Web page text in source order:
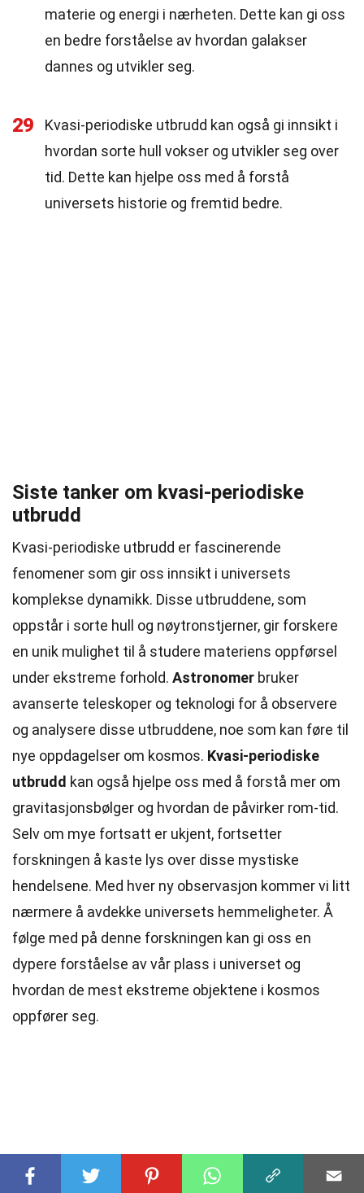
materie og energi i nærheten. Dette kan gi oss
en bedre forståelse av hvordan galakser
dannes og utvikler seg.
29
Kvasi-periodiske utbrudd kan også gi innsikt i
hvordan sorte hull vokser og utvikler seg over
tid. Dette kan hjelpe oss med å forstå
universets historie og fremtid bedre.
Siste tanker om kvasi-periodiske
utbrudd
Kvasi-periodiske utbrudd er fascinerende
fenomener som gir oss innsikt i universets
komplekse dynamikk. Disse utbruddene, som
oppstår i sorte hull og nøytronstjerner, gir forskere
en unik mulighet til å studere materiens oppførsel
under ekstreme forhold. Astronomer bruker
avanserte teleskoper og teknologi for å observere
og analysere disse utbruddene, noe som kan føre til
nye oppdagelser om kosmos. Kvasi-periodiske
utbrudd kan også hjelpe oss med å forstå mer om
gravitasjonsbølger og hvordan de påvirker rom-tid.
Selv om mye fortsatt er ukjent, fortsetter
forskningen å kaste lys over disse mystiske
hendelsene. Med hver ny observasjon kommer vi litt
nærmere å avdekke universets hemmeligheter. Å
følge med på denne forskningen kan gi oss en
dypere forståelse av vår plass i universet og
hvordan de mest ekstreme objektene i kosmos
oppfører seg.